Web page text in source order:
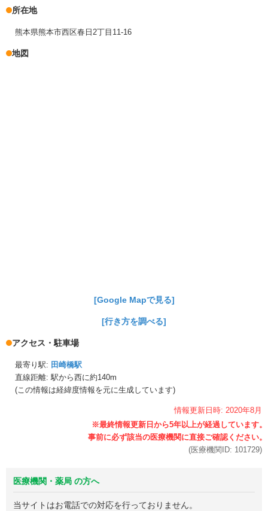
所在地
熊本県熊本市西区春日2丁目11-16
地図
[Google Mapで見る]
[行き方を調べる]
アクセス・駐車場
最寄り駅: 田崎橋駅
直線距離: 駅から西に約140m
(この情報は経緯度情報を元に生成しています)
情報更新日時: 2020年8月
(医療機関ID: 101729)
医療機関・薬局 の方へ
当サイトはお電話での対応を行っておりません。